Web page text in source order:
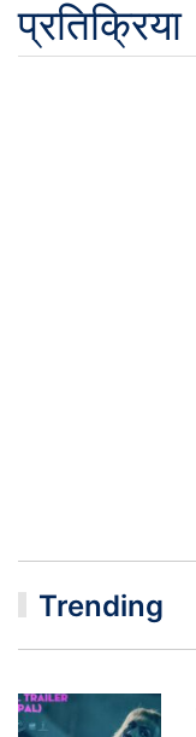
प्रतिक्रिया
Trending